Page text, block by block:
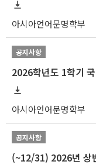
아시아언어문명학부
공지사항
2026학년도 1학기
아시아언어문명학부
공지사항